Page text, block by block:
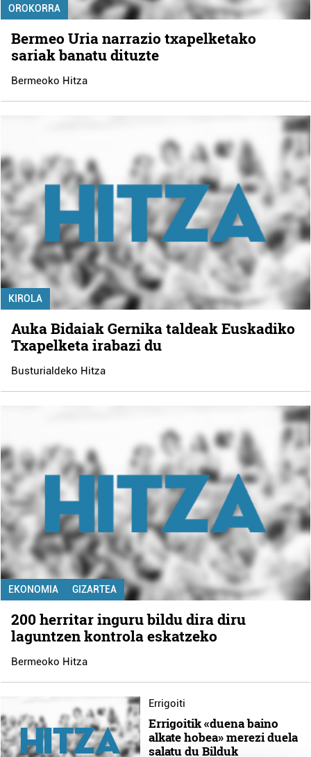
OROKORRA
Bermeo Uria narrazio txapelketako
sariak banatu dituzte
Bermeoko Hitza
KIROLA
Auka Bidaiak Gernika taldeak Euskadiko
Txapelketa irabazi du
Busturialdeko Hitza
EKONOMIA GIZARTEA
200 herritar inguru bildu dira diru
laguntzen kontrola eskatzeko
Bermeoko Hitza
Errigoiti
Errigoitik «duena baino
alkate hobea» merezi duela
salatu du Bilduk